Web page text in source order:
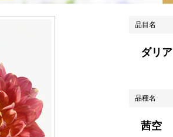
品目名
ダリア
品種名
茜空